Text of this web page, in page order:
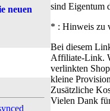
neuen
sind Eigentum
* : Hinweis zu
Bei diesem
Affiliate-Link.
verlinkten
kleine
Zusätzliche
Vielen Dank